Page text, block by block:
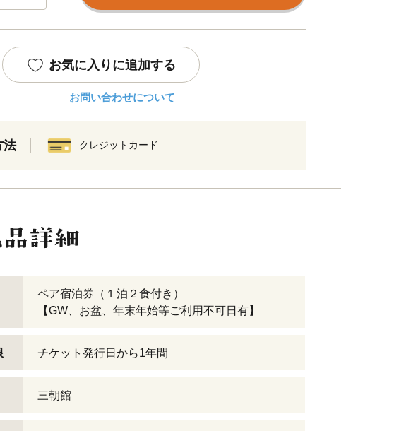
お気に入りに追加する
お問い合わせについて
法 クレジットカード
ペア宿泊券（１泊２食付き）
【GW、お盆、年末年始等ご利用不可日有】
チケット発行日から1年間
三朝館